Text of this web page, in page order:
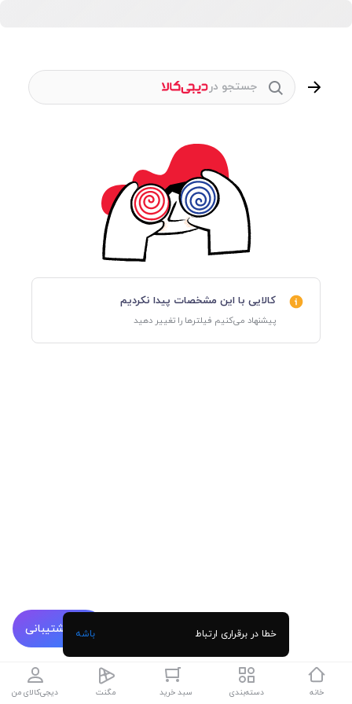
پشتیبانی
جستجو در
کالایی با این مشخصات پیدا نکردیم
پیشنهاد می‌کنیم فیلترها را تغییر دهید
خانه دسته‌بندی سبد خرید مگنت دیجی‌کالای من
خطا در برقراری ارتباط باشه